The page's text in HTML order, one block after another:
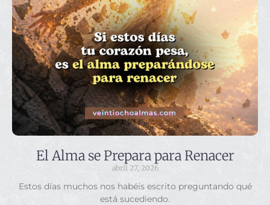
El Alma se Prepara para Renacer
abril 27, 2026
Estos días muchos nos habéis escrito preguntando qué
está sucediendo.